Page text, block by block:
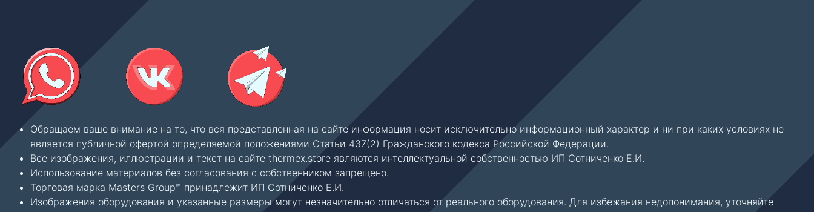
Обращаем ваше внимание на то, что вся представленная на сайте информация носит исключительно информационный характер и ни при каких условиях не
является публичной офертой определяемой положениями Статьи 437(2) Гражданского кодекса Российской Федерации.
Все изображения, иллюстрации и текст на сайте thermex.store являются интеллектуальной собственностью ИП Сотниченко Е.И.
Использование материалов без согласования с собственником запрещено.
Торговая марка Masters Group™ принадлежит ИП Сотниченко Е.И.
Изображения оборудования и указанные размеры могут незначительно отличаться от реального оборудования. Для избежания недопонимания, уточняйте